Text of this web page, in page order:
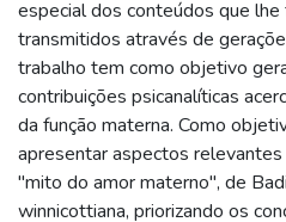
especial dos conteúdos que
transmitidos através de
trabalho tem como objetivo
contribuições psicanalíticas
da função materna. Como
apresentar aspectos
"mito do amor materno", de
winnicottiana, priorizando os